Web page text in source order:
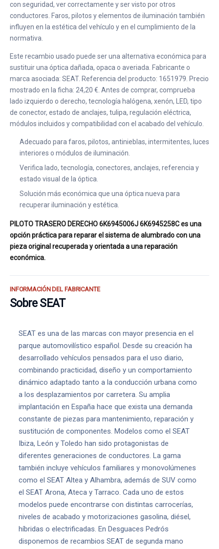
con seguridad, ver correctamente y ser visto por otros
conductores. Faros, pilotos y elementos de iluminación también
influyen en la estética del vehículo y en el cumplimiento de la
normativa.
Este recambio usado puede ser una alternativa económica para
sustituir una óptica dañada, opaca o averiada. Fabricante o
marca asociada: SEAT. Referencia del producto: 1651979. Precio
mostrado en la ficha: 24,20 €. Antes de comprar, comprueba
lado izquierdo o derecho, tecnología halógena, xenón, LED, tipo
de conector, estado de anclajes, tulipa, regulación eléctrica,
módulos incluidos y compatibilidad con el acabado del vehículo.
Adecuado para faros, pilotos, antinieblas, intermitentes, luces
interiores o módulos de iluminación.
Verifica lado, tecnología, conectores, anclajes, referencia y
estado visual de la óptica.
Solución más económica que una óptica nueva para
recuperar iluminación y estética.
PILOTO TRASERO DERECHO 6K6945006J 6K6945258C es una
opción práctica para reparar el sistema de alumbrado con una
pieza original recuperada y orientada a una reparación
económica.
INFORMACIÓN DEL FABRICANTE
Sobre SEAT
SEAT es una de las marcas con mayor presencia en el
parque automovilístico español. Desde su creación ha
desarrollado vehículos pensados para el uso diario,
combinando practicidad, diseño y un comportamiento
dinámico adaptado tanto a la conducción urbana como
a los desplazamientos por carretera. Su amplia
implantación en España hace que exista una demanda
constante de piezas para mantenimiento, reparación y
sustitución de componentes. Modelos como el SEAT
Ibiza, León y Toledo han sido protagonistas de
diferentes generaciones de conductores. La gama
también incluye vehículos familiares y monovolúmenes
como el SEAT Altea y Alhambra, además de SUV como
el SEAT Arona, Ateca y Tarraco. Cada uno de estos
modelos puede encontrarse con distintas carrocerías,
niveles de acabado y motorizaciones gasolina, diésel,
híbridas o electrificadas. En Desguaces Pedrós
disponemos de recambios SEAT de segunda mano